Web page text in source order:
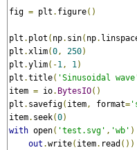
fig = plt . figure()
plt . plot ( np. sin( np.
plt .xlim(0, 250)
plt .ylim(-1, 1)
plt .title( 'Sinusoidal
item = io. BytesIO()
plt . savefig( item, format=
item. seek(0)
with open( 'test.svg' , 'wb' )
out .write( item. read ())